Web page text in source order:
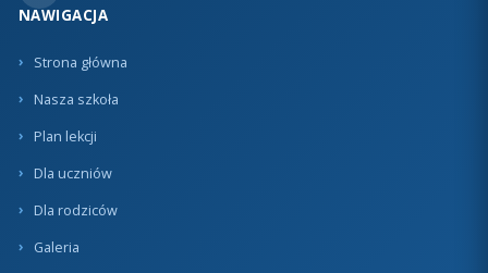
NAWIGACJA
Strona główna
Nasza szkoła
Plan lekcji
Dla uczniów
Dla rodziców
Galeria